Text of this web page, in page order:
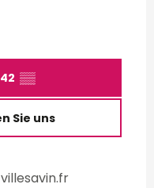
▒▒
Sie uns